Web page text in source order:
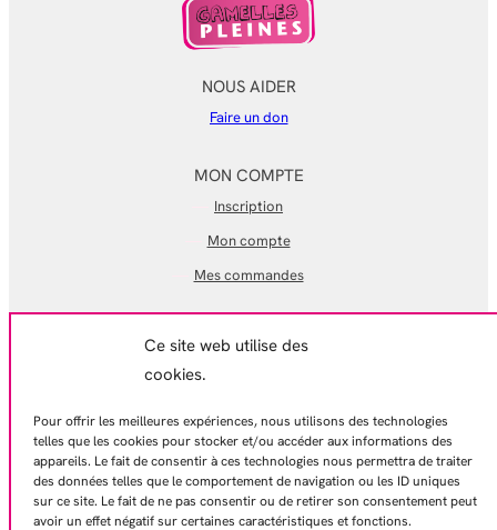
Ce site web utilise des
cookies.
Pour offrir les meilleures expériences, nous utilisons des technologies
telles que les cookies pour stocker et/ou accéder aux informations des
appareils. Le fait de consentir à ces technologies nous permettra de traiter
des données telles que le comportement de navigation ou les ID uniques
sur ce site. Le fait de ne pas consentir ou de retirer son consentement peut
avoir un effet négatif sur certaines caractéristiques et fonctions.
NOUS AIDER
Faire un don
MON COMPTE
Inscription
Mon compte
Mes commandes
Politique de confidentialité
Contactez-nous